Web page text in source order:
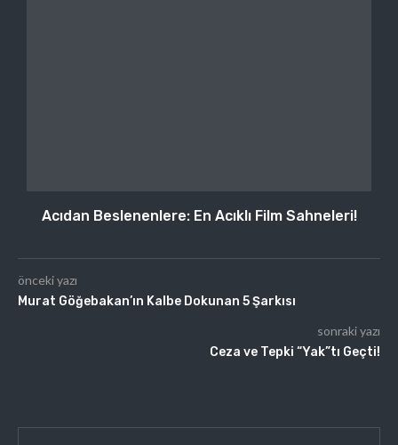
Acıdan Beslenenlere: En Acıklı Film Sahneleri!
önceki yazı
Murat Göğebakan’ın Kalbe Dokunan 5 Şarkısı
sonraki yazı
Ceza ve Tepki “Yak”tı Geçti!